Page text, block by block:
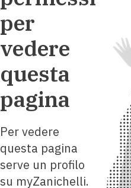
per
vedere
questa
pagina
Per vedere
questa pagina
serve un profilo
su myZanichelli.